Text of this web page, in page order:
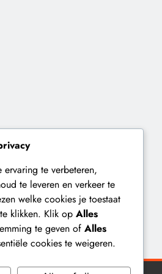
te verbeteren,
te leveren en verkeer te
welke cookies je toestaat
te klikken. Klik op Alles
te geven of Alles
cookies te weigeren.